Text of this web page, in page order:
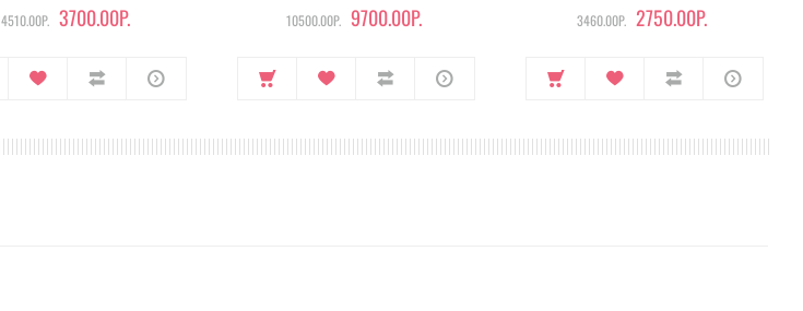
4510.00Р. 3700.00Р. 10500.00Р. 9700.00Р. 3460.00Р. 2750.00Р.